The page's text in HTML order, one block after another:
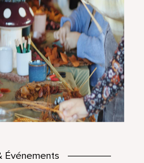
Événements